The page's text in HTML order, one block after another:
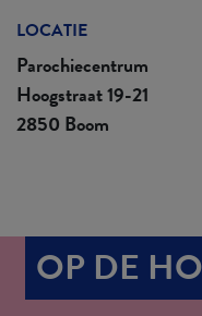
LOCATIE
Parochiecentrum
Hoogstraat 19-21
2850 Boom
OP DE